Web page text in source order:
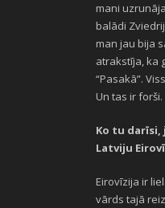
mani
balādi
man jau bija
atrakstīja, ka
“Pasakā”.
Un tas ir forši.
Ko tu darīsi,
Latviju
Eirovīzija ir
vārds tajā